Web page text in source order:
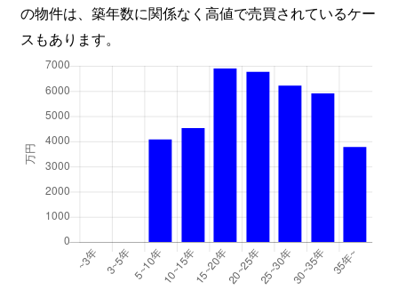
の物件は、築年数に関係なく高値で売買されているケー
スもあります。